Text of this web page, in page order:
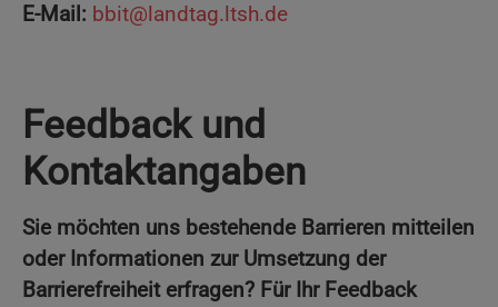
E-Mail: bbit@landtag.ltsh.de
Feedback und
Kontaktangaben
Sie möchten uns bestehende Barrieren mitteilen
oder Informationen zur Umsetzung der
Barrierefreiheit erfragen? Für Ihr Feedback